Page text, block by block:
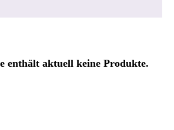
enthält aktuell keine Produkte.